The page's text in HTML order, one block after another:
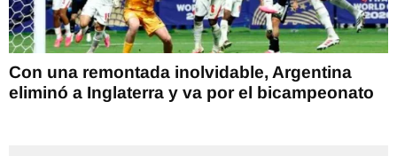
Con una remontada inolvidable, Argentina
eliminó a Inglaterra y va por el bicampeonato